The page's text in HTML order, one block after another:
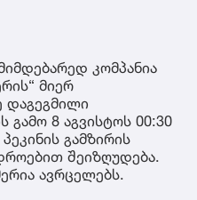
კომპანია
მიერ
დაგეგმილი
გამო 8 აგვისტოს 00:30
გამზირის
შეიზღუდება.
ავრცელებს.